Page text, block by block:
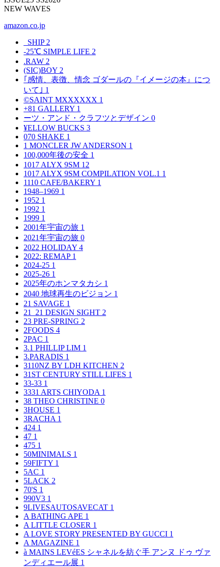
NEW WAVES
amazon.co.jp
_SHIP 2
-25℃ SIMPLE LIFE 2
.RAW 2
(SIC)BOY 2
｢感情、表徴、情念 ゴダールの『イメージの本』につ
いて｣ 1
©SAINT MXXXXXX 1
+81 GALLERY 1
ーツ・アンド・クラフツとデザイン 0
¥ELLOW BUCKS 3
070 SHAKE 1
1 MONCLER JW ANDERSON 1
100,000年後の安全 1
1017 ALYX 9SM 12
1017 ALYX 9SM COMPILATION VOL.1 1
1110 CAFE/BAKERY 1
1948–1969 1
1952 1
1992 1
1999 1
2001年宇宙の旅 1
2021年宇宙の旅 0
2022 HOLIDAY 4
2022: REMAP 1
2024-25 1
2025-26 1
2025年のホンマタカシ 1
2040 地球再生のビジョン 1
21 SAVAGE 1
21_21 DESIGN SIGHT 2
23 PRE-SPRING 2
2FOODS 4
2PAC 1
3.1 PHILLIP LIM 1
3.PARADIS 1
3110NZ BY LDH KITCHEN 2
31ST CENTURY STILL LIFES 1
33-33 1
3331 ARTS CHIYODA 1
38 THEO CHRISTINE 0
3HOUSE 1
3RACHA 1
424 1
47 1
475 1
50MINIMALS 1
59FIFTY 1
5AC 1
5LACK 2
70'S 1
990V3 1
9LIVESAUTOSAVECAT 1
A BATHING APE 1
A LITTLE CLOSER 1
A LOVE STORY PRESENTED BY GUCCI 1
A MAGAZINE 1
à MAINS LEVéES シャネルを紡ぐ手 アンヌ ドゥ ヴァ
ンディエール展 1